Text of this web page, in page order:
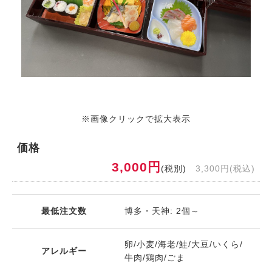
※画像クリックで拡大表示
価格
3,000円 (税別) 3,300円(税込)
最低注文数 博多・天神: 2個～
アレルギー
卵/小麦/海老/鮭/大豆/いくら/
牛肉/鶏肉/ごま